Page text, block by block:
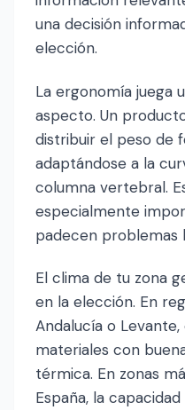
una decisión
elección.
La ergonomía juega
aspecto. Un
distribuir el peso de
adaptándose a la
columna vertebral.
especialmente
padecen problemas
El clima de tu zona
en la elección. En
Andalucía o
materiales con
térmica. En zonas
España, la